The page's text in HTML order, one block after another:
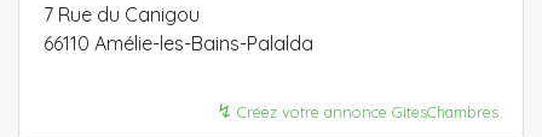
7 Rue du Canigou
66110 Amélie-les-Bains-Palalda
↯ Créez votre annonce GitesChambres